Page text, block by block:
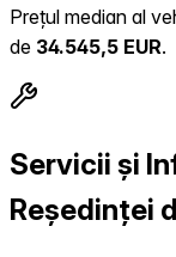
Prețul median al
de 34.545,5 EUR.
Servicii și
Reședinței